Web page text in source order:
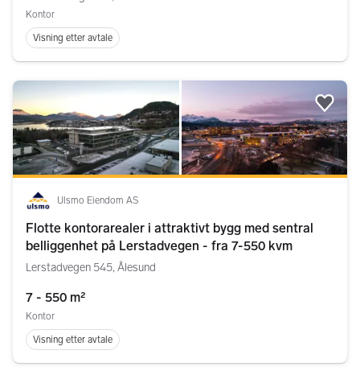
Kontor
Visning etter avtale
Ulsmo Eiendom AS
Flotte kontorarealer i attraktivt bygg med sentral
belliggenhet på Lerstadvegen - fra 7-550 kvm
Lerstadvegen 545, Ålesund
7 - 550 m²
Kontor
Visning etter avtale